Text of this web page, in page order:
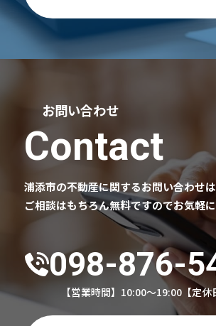
お問い合わせ
Contact
浦添市の不動産に関するお問い合わせは
ご相談はもちろん無料ですのでお気軽
098-876-
【営業時間】10:00～19:00 【定